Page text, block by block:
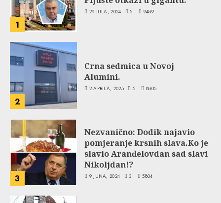
1
29 JULA, 2024 5 9489
2
Crna sedmica u Novoj
Alumini.
2 APRILA, 2025 5 8805
3
Nezvanično: Dodik najavio
pomjeranje krsnih slava.Ko je
slavio Aranđelovdan sad slavi
Nikoljdan!?
9 JUNA, 2024 3 5804